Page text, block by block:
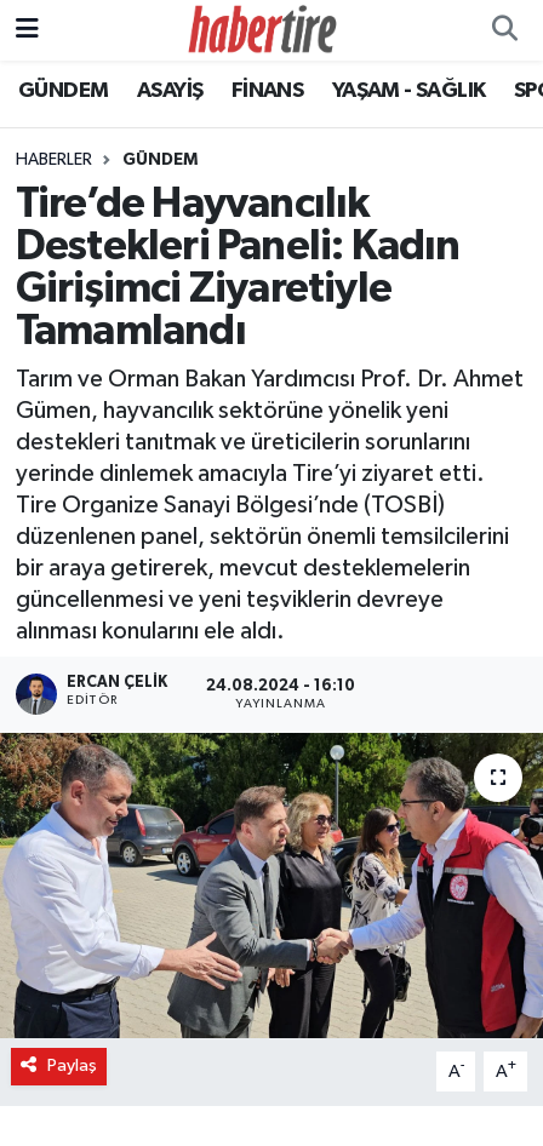
GÜNDEM ASAYİŞ FİNANS YAŞAM - SAĞLIK
HABERLER GÜNDEM
Tire’de Hayvancılık
Destekleri Paneli: Kadın
Girişimci Ziyaretiyle
Tamamlandı
Tarım ve Orman Bakan Yardımcısı Prof. Dr. Ahmet
Gümen, hayvancılık sektörüne yönelik yeni
destekleri tanıtmak ve üreticilerin sorunlarını
yerinde dinlemek amacıyla Tire’yi ziyaret etti.
Tire Organize Sanayi Bölgesi’nde (TOSBİ)
düzenlenen panel, sektörün önemli temsilcilerini
bir araya getirerek, mevcut desteklemelerin
güncellenmesi ve yeni teşviklerin devreye
alınması konularını ele aldı.
ERCAN ÇELIK
EDITÖR
24.08.2024 - 16:10
YAYINLANMA
Paylaş A- A+
Tire Nöbetçi Eczaneler
Tire Hava Durumu
Tire Trafik Yoğunluk Haritası
Süper Lig Puan Durumu ve Fikstür
Tüm Manşetler
Son Dakika Haberleri
Haber Arşivi